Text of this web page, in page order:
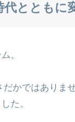
代とともに
。
かではありま
た。